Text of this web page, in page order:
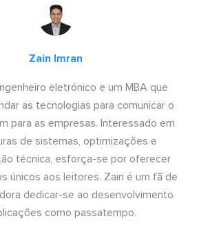
Zain Imran
eletrónico e um MBA que
as tecnologias para comunicar o
para as empresas. Interessado em
de sistemas, optimizações e
técnica, esforça-se por oferecer
únicos aos leitores. Zain é um fã de
dedicar-se ao desenvolvimento
como passatempo.